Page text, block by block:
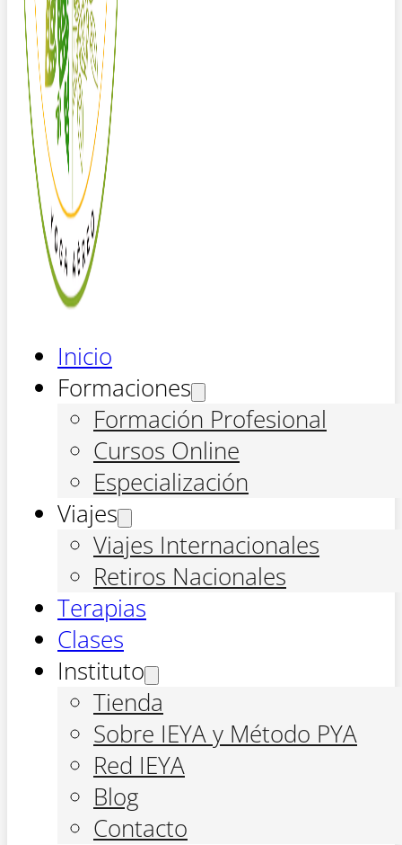
Inicio
Formaciones
Formación Profesional
Cursos Online
Especialización
Viajes
Viajes Internacionales
Retiros Nacionales
Terapias
Clases
Instituto
Tienda
Sobre IEYA y Método PYA
Red IEYA
Blog
Contacto